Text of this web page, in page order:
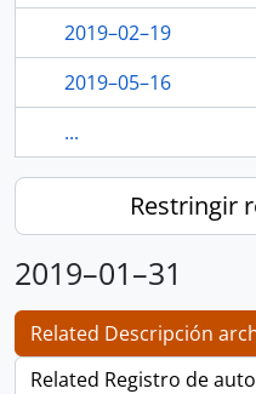
2019–02–19
2019–05–16
...
Restringir
2019–01–31
Related Descripción
Related Registro de